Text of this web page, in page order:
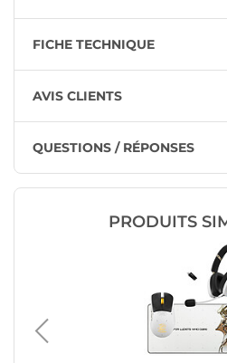
FICHE TECHNIQUE
AVIS CLIENTS
QUESTIONS / RÉPONSES
PRODUITS